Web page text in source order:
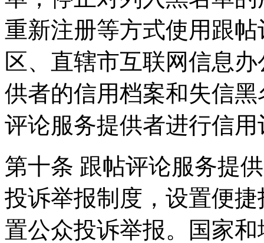
重新注册等方式使用跟
区、直辖市互联网信息
供者的信用档案和失信
评论服务提供者进行信用
第十条 跟帖评论服务提
投诉举报制度，设置便
置公众投诉举报。国家